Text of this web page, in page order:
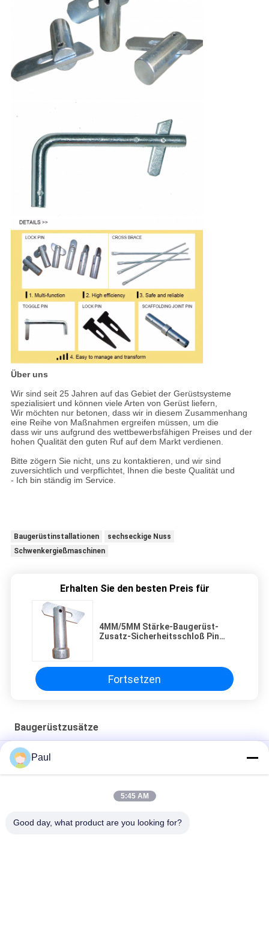
Über uns
Wir sind seit 25 Jahren auf das Gebiet der Gerüstsysteme
spezialisiert und können viele Arten von Gerüst liefern,
Wir möchten nur betonen, dass wir in diesem Zusammenhang
eine Reihe von Maßnahmen ergreifen müssen, um die
dass wir uns aufgrund des wettbewerbsfähigen Preises und der
hohen Qualität den guten Ruf auf dem Markt verdienen.
Bitte zögern Sie nicht, uns zu kontaktieren, und wir sind
zuversichtlich und verpflichtet, Ihnen die beste Qualität und
- Ich bin ständig im Service.
Baugerüstinstallationen
sechseckige Nuss
Schwenkergießmaschinen
Erhalten Sie den besten Preis für
4MM/5MM Stärke-Baugerüst-
Zusatz-Sicherheitsschloß Pin
Fortsetzen
Baugerüstzusätze
Schalungsarbeiten Zubehör für das Schleifstange-System
Schleifstange-Flügelnuss
Paul
5:45 AM
Good day, what product are you looking for?